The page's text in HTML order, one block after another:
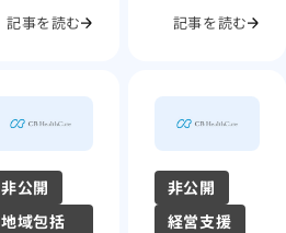
記事を読む 記事を読む
非公開
地域包括
非公開
経営支援